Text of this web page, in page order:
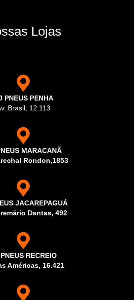
Lojas
PNEUS PENHA
Brasil, 12.113
MARACANÃ
Rondon,1853
JACAREPAGUÁ
Dantas, 492
RECREIO
Américas, 16.421